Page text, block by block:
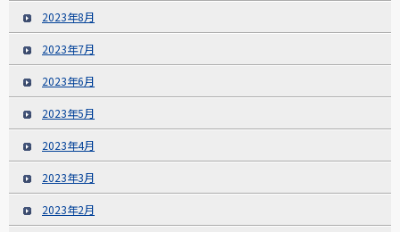
2023年8月
2023年7月
2023年6月
2023年5月
2023年4月
2023年3月
2023年2月